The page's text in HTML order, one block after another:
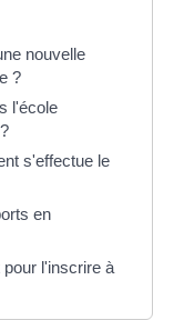
nouvelle
?
l'école
s'effectue le
en
l'inscrire à